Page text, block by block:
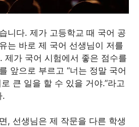
니다. 제가 고등학교 때 국어 공
는 바로 제 국어 선생님이 저를
제가 국어 시험에서 좋은 점수를
앞으로 부르고 “너는 정말 국어
큰 일을 할 수 있을 거야.”라고
.
, 선생님은 제 작문을 다른 학생